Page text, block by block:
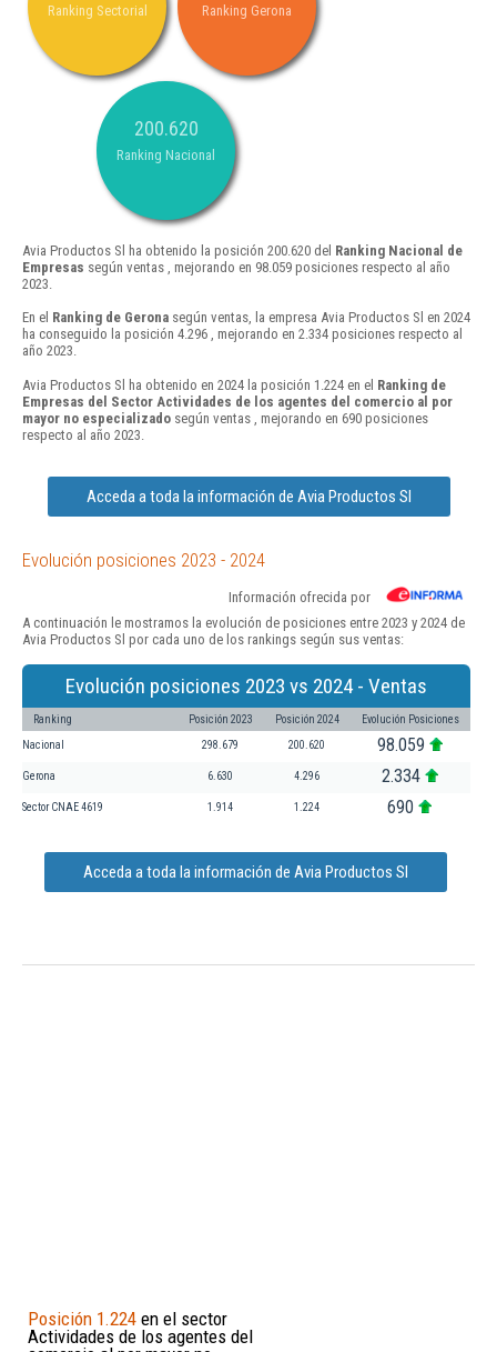
Ranking Sectorial Ranking Gerona
200.620
Ranking Nacional
Avia Productos Sl ha obtenido la posición 200.620 del Ranking Nacional de
Empresas según ventas , mejorando en 98.059 posiciones respecto al año
2023.
En el Ranking de Gerona según ventas, la empresa Avia Productos Sl en 2024
ha conseguido la posición 4.296 , mejorando en 2.334 posiciones respecto al
año 2023.
Avia Productos Sl ha obtenido en 2024 la posición 1.224 en el Ranking de
Empresas del Sector Actividades de los agentes del comercio al por
mayor no especializado según ventas , mejorando en 690 posiciones
respecto al año 2023.
Acceda a toda la información de Avia Productos Sl
Evolución posiciones 2023 - 2024
Información ofrecida por
A continuación le mostramos la evolución de posiciones entre 2023 y 2024 de
Avia Productos Sl por cada uno de los rankings según sus ventas:
Evolución posiciones 2023 vs 2024 - Ventas
Ranking Posición 2023 Posición 2024 Evolución Posiciones
Nacional 298.679 200.620 98.059
Gerona 6.630 4.296 2.334
Sector CNAE 4619 1.914 1.224 690
Acceda a toda la información de Avia Productos Sl
Posición 1.224 en el sector
Actividades de los agentes del